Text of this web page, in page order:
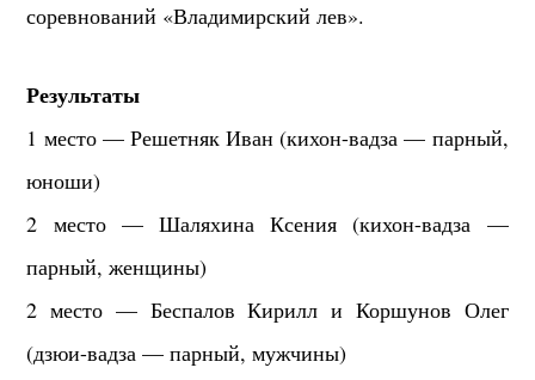
соревнований «Владимирский лев».
Результаты
1 место — Решетняк Иван (кихон-вадза — парный,
юноши)
2 место — Шаляхина Ксения (кихон-вадза —
парный, женщины)
2 место — Беспалов Кирилл и Коршунов Олег
(дзюи-вадза — парный, мужчины)